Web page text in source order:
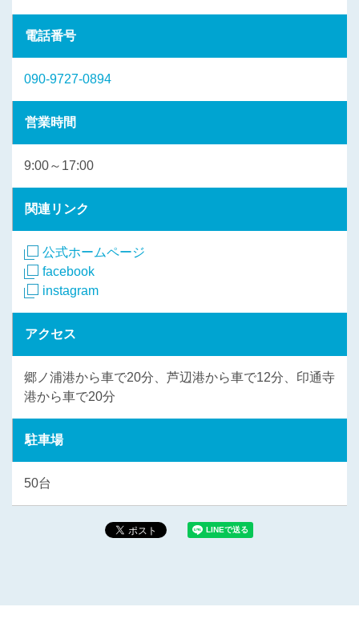
電話番号
090-9727-0894
営業時間
9:00～17:00
関連リンク
公式ホームページ
facebook
instagram
アクセス
郷ノ浦港から車で20分、芦辺港から車で12分、印通寺
港から車で20分
駐車場
50台